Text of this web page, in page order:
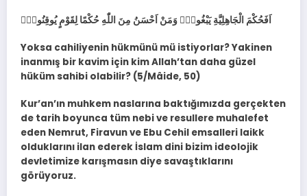
Yoksa cahiliyenin hükmünü mü istiyorlar? Yakinen
inanmış bir kavim için kim Allah’tan daha güzel
hüküm sahibi olabilir? (5/Mâide, 50)
Kur’an’ın muhkem naslarına baktığımızda gerçekten
de tarih boyunca tüm nebi ve resullere muhalefet
eden Nemrut, Firavun ve Ebu Cehil emsalleri laikk
olduklarını ilan ederek İslam dini bizim ideolojik
devletimize karışmasın diye savaştıklarını
görüyoruz.